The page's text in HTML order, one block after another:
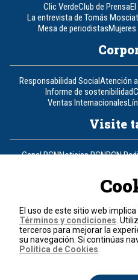
Clic VerdeClub de Prensa
La entrevista de Tomás
Mesa de periodistas
Responsabilidad SocialAtención
Informe de sostenibilidad
Ventas Internacionales
Visite
Canal RCNNoticias RCNRCN
Un producto de RCN
Teléfono+57
Términos y
El uso de este sitio web
Términos y condiciones .
terceros para mejorar la
su navegación. Si continúas
Política de Cookies